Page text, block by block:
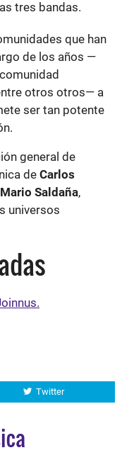
tres bandas.
que han
de los años —
otros otros— a
ser tan potente
general de
deCarlos
Mario Saldaña,
universos
Twitter